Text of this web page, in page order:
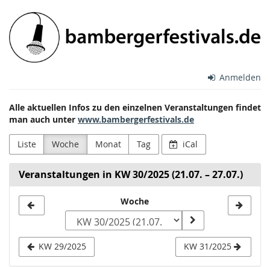
Zum
Haupt-
Inhalt
springen
Bamberger
Festivals
e.V.
Anmelden
Alle aktuellen Infos zu den einzelnen Veranstaltungen findet
man auch unter www.bambergerfestivals.de
Liste Woche Monat Tag iCal
Veranstaltungen in KW 30/2025 (21.07. – 27.07.)
zur
Anzeige
auswählen
Woche
KW 29/2025 KW 31/2025